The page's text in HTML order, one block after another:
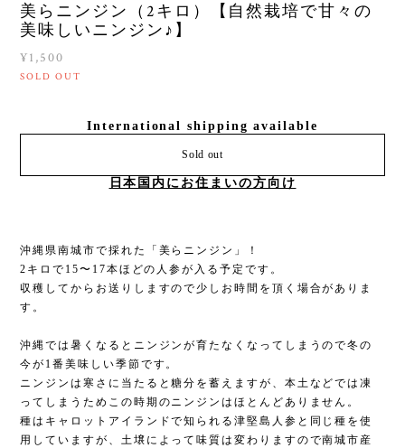
美らニンジン（2キロ）【自然栽培で甘々の
美味しいニンジン♪】
¥1,500
SOLD OUT
International shipping available
Sold out
日本国内にお住まいの方向け
沖縄県南城市で採れた「美らニンジン」！
2キロで15〜17本ほどの人参が入る予定です。
収穫してからお送りしますので少しお時間を頂く場合がありま
す。
沖縄では暑くなるとニンジンが育たなくなってしまうので冬の
今が1番美味しい季節です。
ニンジンは寒さに当たると糖分を蓄えますが、本土などでは凍
ってしまうためこの時期のニンジンはほとんどありません。
種はキャロットアイランドで知られる津堅島人参と同じ種を使
用していますが、土壌によって味質は変わりますので南城市産